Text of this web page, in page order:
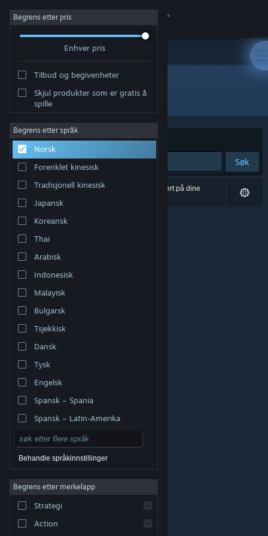
Logg inn
Om
Kundestøtte
Bytt språk
Skaff deg Steam-appen på mobil
Vis skrivebordsversjon
© Valve Corporation. Alle rettigheter reservert. Alle
Retningslinjer for personvern
Tilgjengelighet
|Steams abonnementsavtale
Refusjoner
Begrens etter pris
Enhver pris
Tilbud og begivenheter
Skjul produkter som er gratis å
spille
Begrens etter språk
Norsk
Forenklet kinesisk
Tradisjonell kinesisk
Japansk
Koreansk
Thai
Arabisk
Indonesisk
Malayisk
Bulgarsk
Tsjekkisk
Dansk
Tysk
Engelsk
Spansk – Spania
Spansk – Latin-Amerika
Behandle språkinnstillinger
Begrens etter merkelapp
Strategi
Action
Utgiver: Google Inc.
Sorter etter Relevans
Søk
0 treff på søket. 9 produkter er blitt utelukket basert på dine
innstillinger.